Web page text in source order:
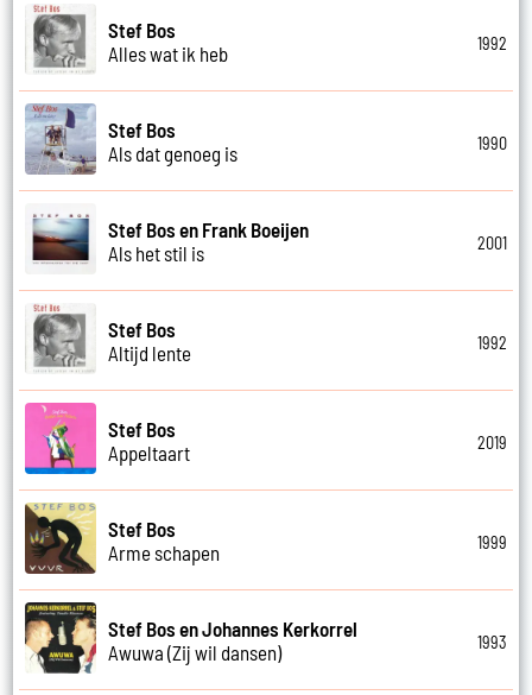
Stef Bos
Alles wat ik heb
1992
Stef Bos
Als dat genoeg is
1990
Stef Bos en Frank Boeijen
Als het stil is
2001
Stef Bos
Altijd lente
1992
Stef Bos
Appeltaart
2019
Stef Bos
Arme schapen
1999
Stef Bos en Johannes Kerkorrel
Awuwa (Zij wil dansen)
1993